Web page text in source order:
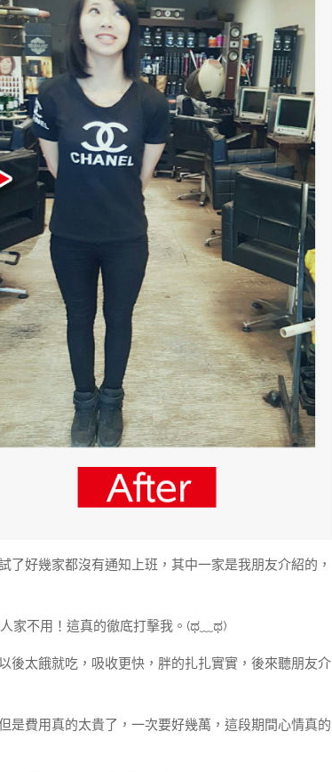
好幾家都沒有通知上班，其中一家是我朋友介紹的，
家不用！這真的徹底打擊我。(ಥ﹏ಥ)
後太餓就吃，吸收更快，胖的扎扎實實，後來聽朋友介
是費用真的太貴了，一次要好幾萬，這段期間心情真的